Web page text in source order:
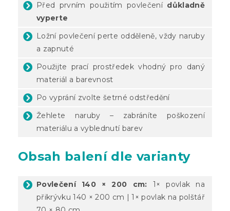
Před prvním použitím povlečení důkladně
vyperte
Ložní povlečení perte odděleně, vždy naruby
a zapnuté
Použijte prací prostředek vhodný pro daný
materiál a barevnost
Po vyprání zvolte šetrné odstředění
Žehlete naruby – zabráníte poškození
materiálu a vyblednutí barev
Obsah balení dle varianty
Povlečení 140 × 200 cm: 1× povlak na
přikrývku 140 × 200 cm | 1× povlak na polštář